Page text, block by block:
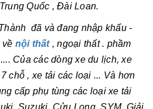
Quốc , Đài Loan.
đã và đang nhập khẩu -
về nội thất, ngoại thất . phầm
Của các dòng xe du lịch, xe
chỗ , xe tải các loại ... Và hơn
cấp phụ tùng các loại xe tải
Suzuki, Cửu Long, SYM, Giải